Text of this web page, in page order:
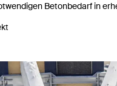
Betonbedarf in